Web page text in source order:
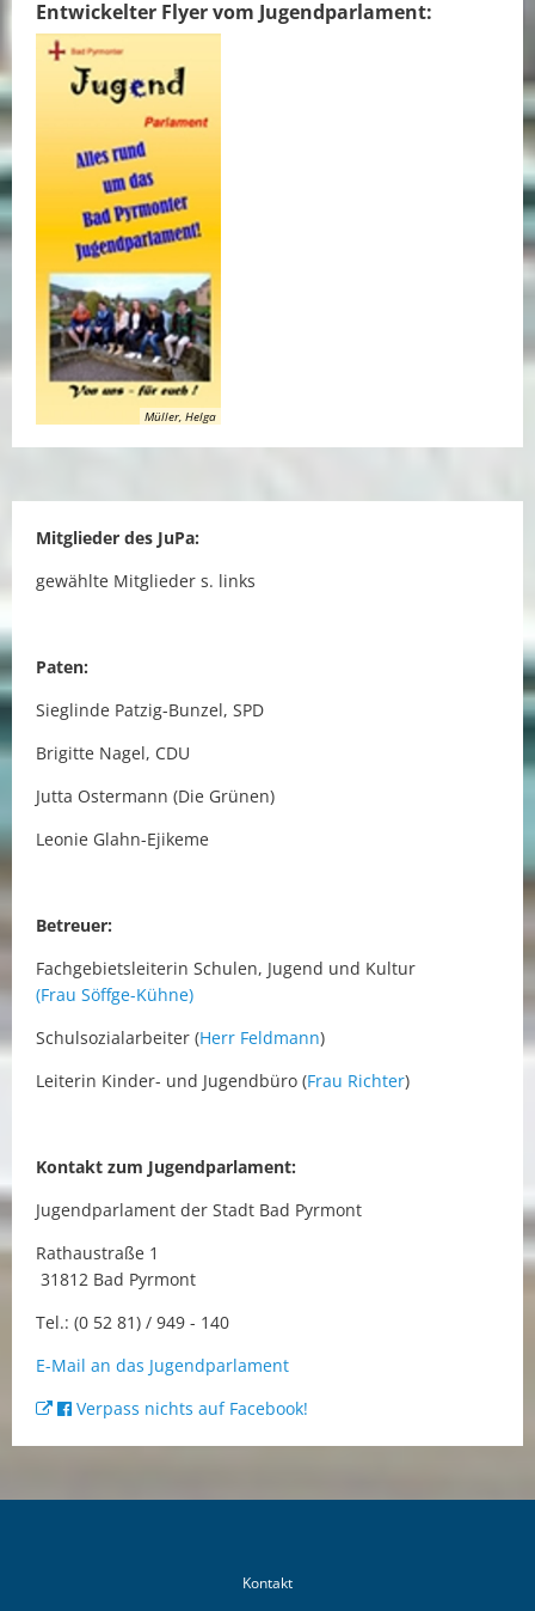
Entwickelter Flyer vom Jugendparlament:
Müller, Helga
Mitglieder des JuPa:
gewählte Mitglieder s. links
Paten:
Sieglinde Patzig-Bunzel, SPD
Brigitte Nagel, CDU
Jutta Ostermann (Die Grünen)
Leonie Glahn-Ejikeme
Betreuer:
Fachgebietsleiterin Schulen, Jugend und Kultur
(Frau Söffge-Kühne)
Schulsozialarbeiter (Herr Feldmann)
Leiterin Kinder- und Jugendbüro (Frau Richter)
Kontakt zum Jugendparlament:
Jugendparlament der Stadt Bad Pyrmont
Rathaustraße 1
31812 Bad Pyrmont
Tel.: (0 52 81) / 949 - 140
E-Mail an das Jugendparlament
Verpass nichts auf Facebook!
Kontakt